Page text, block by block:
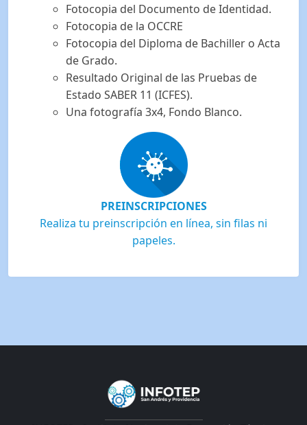
Fotocopia del Documento de Identidad.
Fotocopia de la OCCRE
Fotocopia del Diploma de Bachiller o Acta
de Grado.
Resultado Original de las Pruebas de
Estado SABER 11 (ICFES).
Una fotografía 3x4, Fondo Blanco.
PREINSCRIPCIONES
Realiza tu preinscripción en línea, sin filas ni
papeles.